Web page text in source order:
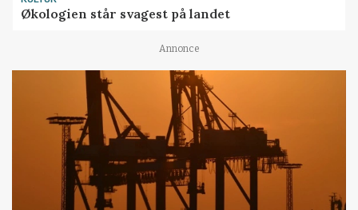
Økologien står svagest på landet
Annonce